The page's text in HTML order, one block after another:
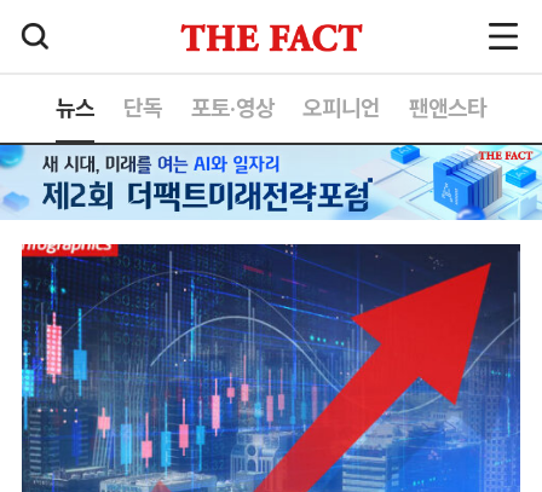
뉴스 단독 포토·영상 오피니언 팬앤스타